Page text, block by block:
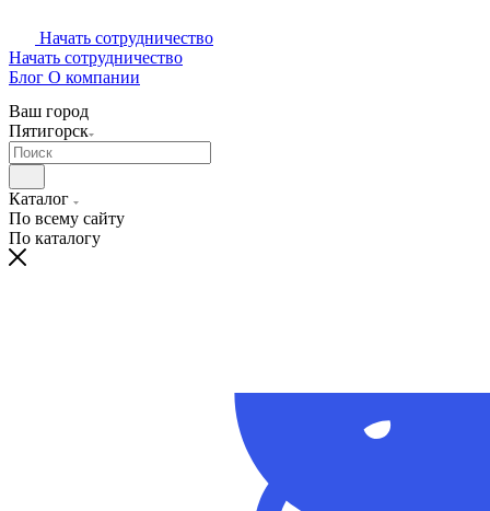
Начать сотрудничество
Начать сотрудничество
Блог О компании
Ваш город
Пятигорск
Каталог
По всему сайту
По каталогу